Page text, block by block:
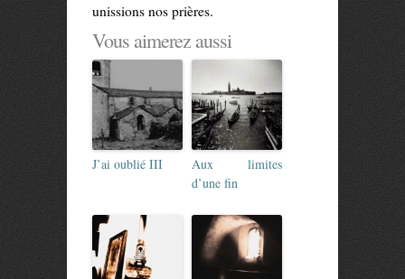
unissions nos prières.
Vous aimerez aussi
J’ai oublié III
Aux limites
d’une fin